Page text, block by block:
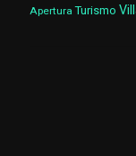
Apertura Turismo